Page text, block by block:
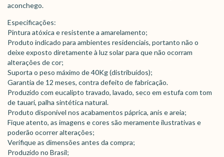
aconchego.
Especificações:
Pintura atóxica e resistente a amarelamento;
Produto indicado para ambientes residenciais, portanto não o
deixe exposto diretamente à luz solar para que não ocorram
alterações de cor;
Suporta o peso máximo de 40Kg (distribuídos);
Garantia de 12 meses, contra defeito de fabricação.
Produzido com eucalipto travado, lavado, seco em estufa com tom
de tauari, palha sintética natural.
Produto disponível nos acabamentos páprica, anis e areia;
Fique atento, as imagens e cores são meramente ilustrativas e
poderão ocorrer alterações;
Verifique as dimensões antes da compra;
Produzido no Brasil;